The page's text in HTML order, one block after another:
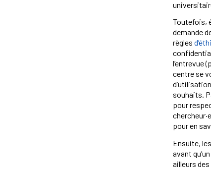
Toutefois,
demande
règles
l’entrevue
centre se
souhaits.
pour
pour en
Ensuite,
avant
ailleurs